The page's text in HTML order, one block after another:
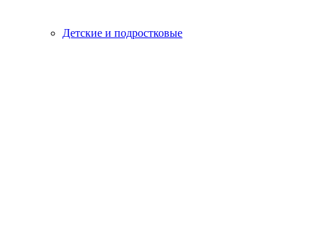
Детские и подростковые